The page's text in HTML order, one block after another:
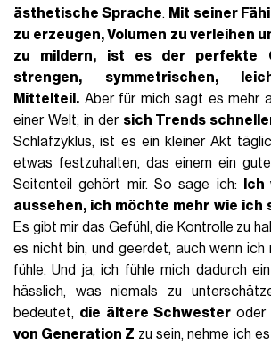
ästhetische Sprache. Mit seiner
zu erzeugen,Volumen zu verleihen
zu mildern, ist es der perfekte
strengen, symmetrischen,
Mittelteil. Aber für mich sagt es mehr
einer Welt, in der sich Trends
Schlafzyklus, ist es ein kleiner Akt
etwas festzuhalten, das einem ein
Seitenteil gehört mir. So sage ich:
aussehen, ich möchte mehr wie ich
Es gibt mir das Gefühl, die Kontrolle zu
es nicht bin, und geerdet, auch wenn ich
fühle. Und ja, ich fühle mich dadurch
hässlich, was niemals zu
bedeutet, die ältere Schwesteroder
von Generation Z zu sein, nehme ich